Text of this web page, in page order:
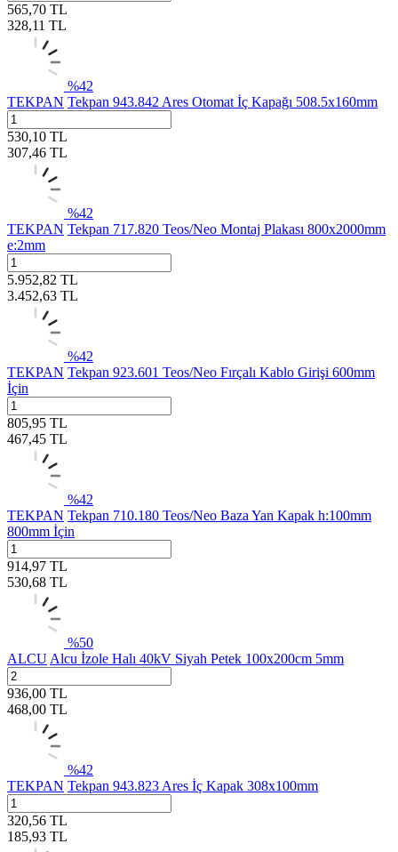
565,70 TL
328,11 TL
%42
TEKPAN Tekpan 943.842 Ares Otomat İç Kapağı 508.5x160mm
530,10 TL
307,46 TL
%42
TEKPAN Tekpan 717.820 Teos/Neo Montaj Plakası 800x2000mm
e:2mm
5.952,82 TL
3.452,63 TL
%42
TEKPAN Tekpan 923.601 Teos/Neo Fırçalı Kablo Girişi 600mm
İçin
805,95 TL
467,45 TL
%42
TEKPAN Tekpan 710.180 Teos/Neo Baza Yan Kapak h:100mm
800mm İçin
914,97 TL
530,68 TL
%50
ALCU Alcu İzole Halı 40kV Siyah Petek 100x200cm 5mm
936,00 TL
468,00 TL
%42
TEKPAN Tekpan 943.823 Ares İç Kapak 308x100mm
320,56 TL
185,93 TL